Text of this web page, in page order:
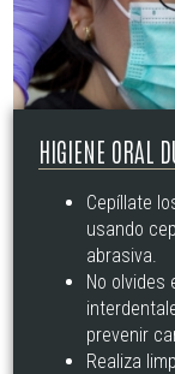
HIGIENE ORAL
Cepíllate
usando
abrasiva.
No olvides
prevenir
Realiza